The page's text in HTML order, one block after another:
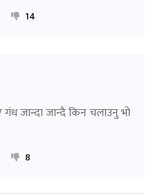
14
जान्दा जान्दै किन चलाउनु भो
8